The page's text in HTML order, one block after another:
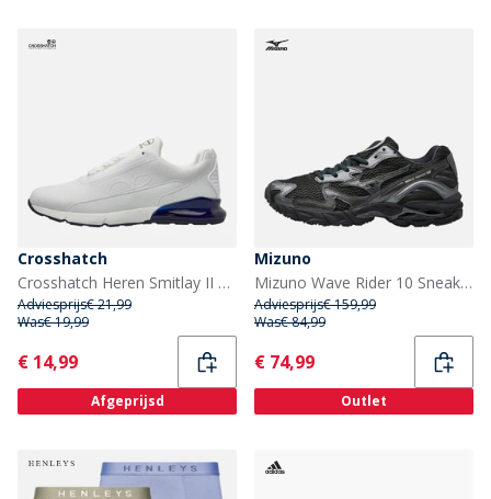
Crosshatch
Crosshatch Heren Smitlay II Trainers Wit/Navy
Adviesprijs€ 21,99
Was€ 19,99
Current
€ 14,99
Afgeprijsd
Mizuno
Mizuno Wave Rider 10 Sneakers Black Sand/Black Sand/Metallic Gray
Adviesprijs€ 159,99
Was€ 84,99
Current
€ 74,99
Outlet